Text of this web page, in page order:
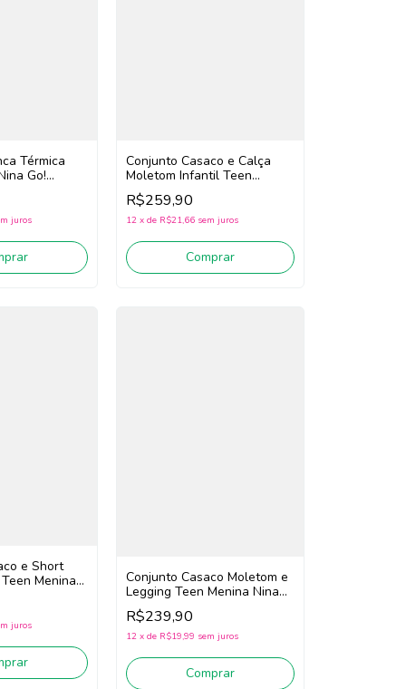
Térmica
Go!
juros
Conjunto Casaco e Calça
Moletom Infantil Teen
Menina Nina Go! 2261042
(Bege Claro)
R$259,90
12 x de R$21,66 sem juros
Comprar
e Short
Menina
(Azul)
juros
Conjunto Casaco Moletom e
Legging Teen Menina Nina
Go! 2261045 (Azul/Preto)
R$239,90
12 x de R$19,99 sem juros
Comprar